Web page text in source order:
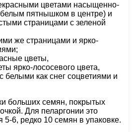
цветами насыщенно-
белым пятнышком в центре) и
страницами с зеленой
же страницами и ярко-
цветы,
ярко-лососевого цвета,
как снег соцветиями и
больших семян, покрытых
Для пеларгонии это
5-6, редко 10 семян в упаковке.